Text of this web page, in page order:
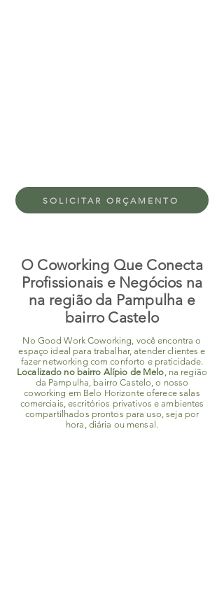
SOLICITAR ORÇAMENTO
O Coworking Que Conecta
Profissionais e Negócios na
na região da Pampulha e
bairro Castelo
No Good Work Coworking, você encontra o
espaço ideal para trabalhar, atender clientes e
fazer networking com conforto e praticidade.
Localizado no bairro Alípio de Melo, na região
da Pampulha, bairro Castelo, o nosso
coworking em Belo Horizonte oferece salas
comerciais, escritórios privativos e ambientes
compartilhados prontos para uso, seja por
hora, diária ou mensal.